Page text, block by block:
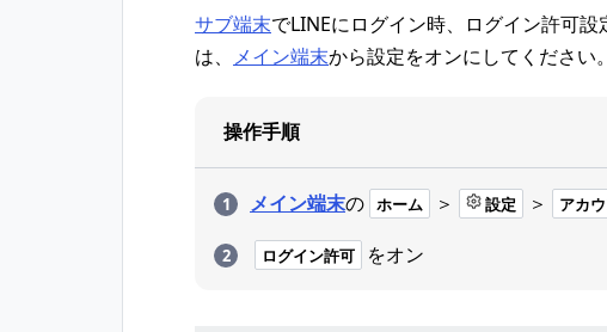
サブ端末でLINEにログイン時、ログイン許可
は、 メイン端末から設定をオンにしてください。
操作手順
メイン端末の ホーム ＞ 設定 ＞ アカ
ログイン許可 をオン